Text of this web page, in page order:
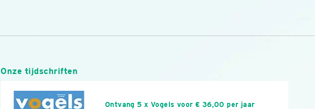
Onze tijdschriften
Ontvang 5 x Vogels voor € 36,00 per jaar